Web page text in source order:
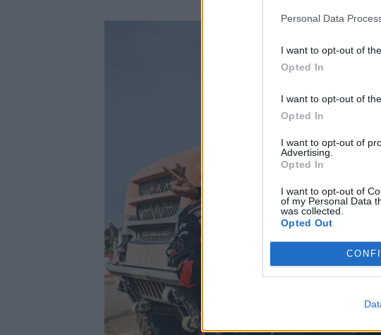
Personal Data
I want to opt-out of
Opted In
I want to opt-out of
Opted In
I want to opt-out of
Advertising.
Opted In
I want to opt-out of
of my Personal Data
was collected.
Opted Out